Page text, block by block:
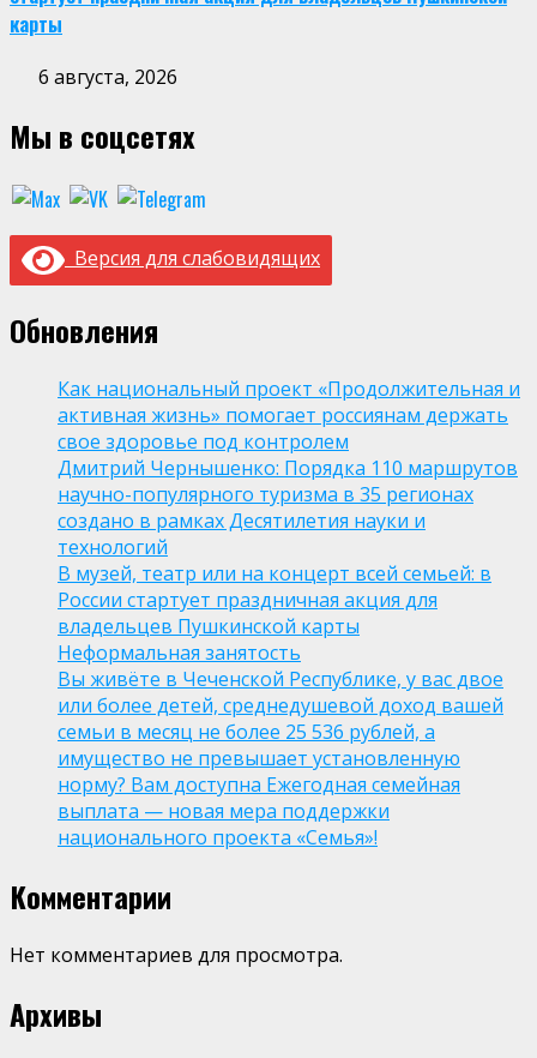
карты
6 августа, 2026
Мы в соцсетях
Версия для слабовидящих
Обновления
Как национальный проект «Продолжительная и
активная жизнь» помогает россиянам держать
свое здоровье под контролем
Дмитрий Чернышенко: Порядка 110 маршрутов
научно-популярного туризма в 35 регионах
создано в рамках Десятилетия науки и
технологий
В музей, театр или на концерт всей семьей: в
России стартует праздничная акция для
владельцев Пушкинской карты
Неформальная занятость
Вы живёте в Чеченской Республике, у вас двое
или более детей, среднедушевой доход вашей
семьи в месяц не более 25 536 рублей, а
имущество не превышает установленную
норму? Вам доступна Ежегодная семейная
выплата — новая мера поддержки
национального проекта «Семья»!
Комментарии
Нет комментариев для просмотра.
Архивы